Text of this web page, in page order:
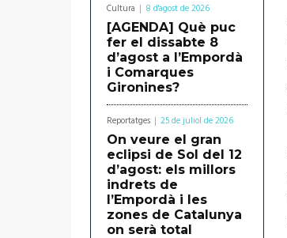
Cultura 8 d'agost de 2026
[AGENDA] Què puc
fer el dissabte 8
d’agost a l’Empordà
i Comarques
Gironines?
Reportatges 25 de juliol de 2026
On veure el gran
eclipsi de Sol del 12
d’agost: els millors
indrets de
l’Empordà i les
zones de Catalunya
on serà total